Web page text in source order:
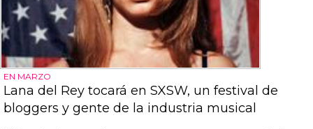
EN MARZO
Lana del Rey tocará en SXSW, un festival de
bloggers y gente de la industria musical